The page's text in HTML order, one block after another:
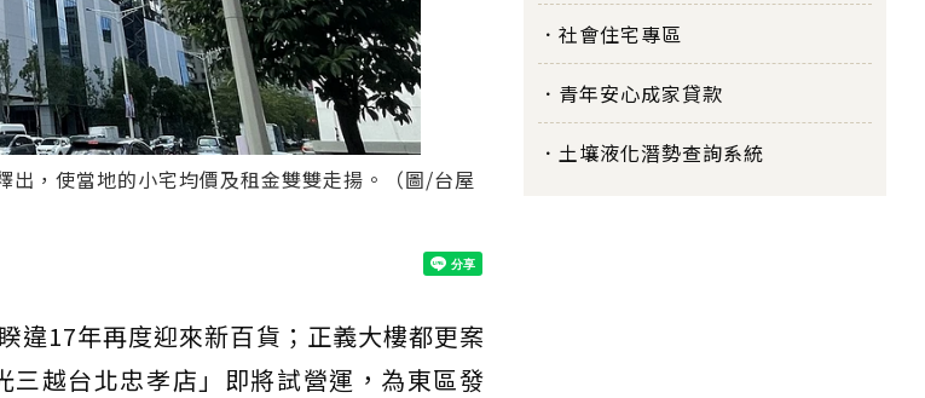
出，使當地的小宅均價及租金雙雙走揚。（圖/台屋
違17年再度迎來新百貨；正義大樓都更案
越台北忠孝店」即將試營運，為東區發
社會住宅專區
青年安心成家貸款
土壤液化潛勢查詢系統